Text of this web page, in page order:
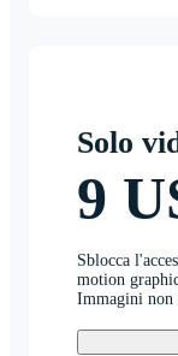
Solo
9
Sblocca
motion
Immagini non